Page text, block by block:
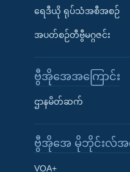
Learning English
ရေဒီယို ရုပ်သံအစီအစဉ်
အပတ်စဉ်တီဗွီမဂ္ဂဇင်း
ဗွီအိုအေအကြောင်း
ဌာနမိတ်ဆက်
ဗွီအိုအေ မိုဘိုင်းလ်အက်
VOA+